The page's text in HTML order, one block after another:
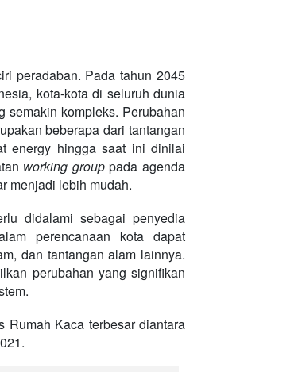
peradaban. Pada tahun 2045
kota-kota di seluruh dunia
semakin kompleks. Perubahan
beberapa dari tantangan
energy hingga saat ini dinilai
working grouppada agenda
menjadi lebih mudah.
didalami sebagai penyedia
perencanaan kota dapat
dan tantangan alam lainnya.
perubahan yang signifikan
Rumah Kaca terbesar diantara